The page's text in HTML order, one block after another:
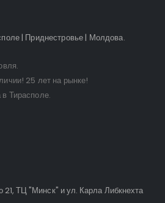
| Приднестровье | Молдова.
25 лет на рынке!
Тирасполе.
21, ТЦ "Минск" и ул. Карла Либкнехта